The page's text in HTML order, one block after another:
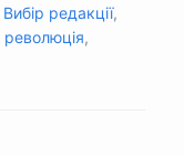
Вибір редакції,
революція,